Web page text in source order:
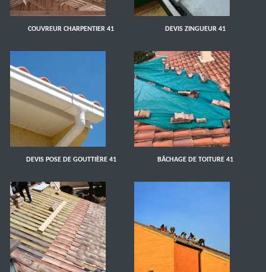
COUVREUR CHARPENTIER 41 DEVIS ZINGUEUR 41
DEVIS POSE DE GOUTTIÈRE 41 BÂCHAGE DE TOITURE 41